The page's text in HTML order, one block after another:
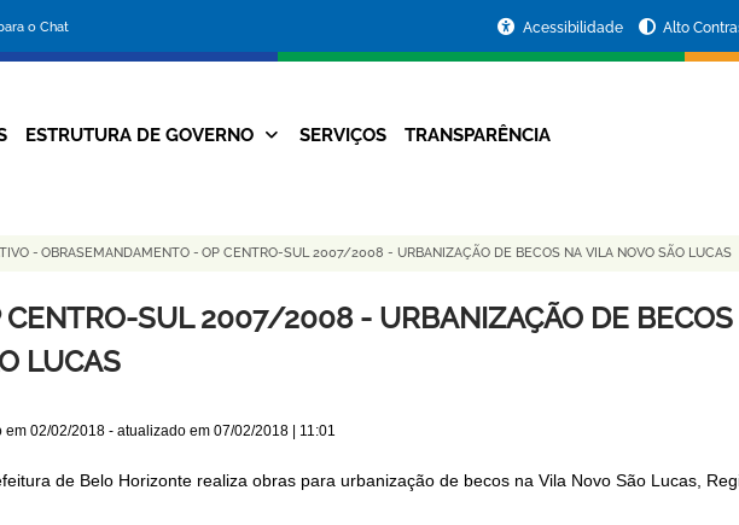
o Chat
da
Prefeitura
Acessibilidade Alto
Navegação
ESTRUTURA DE GOVERNO SERVIÇOS TRANSPARÊNCIA
- OBRASEMANDAMENTO - OP CENTRO-SUL 2007/2008 - URBANIZAÇÃO DE BECOS NA VILA NOVO SÃO LUCAS
CENTRO-SUL 2007/2008 - URBANIZAÇÃO DE BECOS
LUCAS
em 02/02/2018- atualizado em 07/02/2018 | 11:01
de Belo Horizonte realiza obras para urbanização de becos na Vila Novo São Lucas,